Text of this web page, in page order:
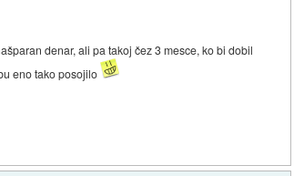
denar, ali pa takoj čez 3 mesce, ko bi dobil
eno tako posojilo